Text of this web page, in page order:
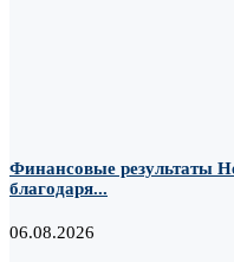
Финансовые результаты
благодаря...
06.08.2026